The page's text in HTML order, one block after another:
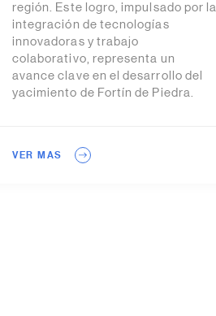
región. Este logro, impulsado por la
integración de tecnologías
innovadoras y trabajo
colaborativo, representa un
avance clave en el desarrollo del
yacimiento de Fortín de Piedra.
VER MAS